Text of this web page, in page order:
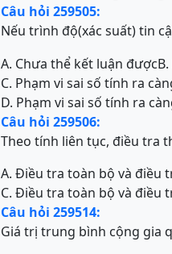
Câu hỏi 259505:
Nếu trình độ(xác suất) tin
A. Chưa thể kết luận được
C. Phạm vi sai số tính ra
D. Phạm vi sai số tính ra
Câu hỏi 259506:
Theo tính liên tục, điều tra
A. Điều tra toàn bộ và điều
C. Điều tra toàn bộ và điều
Câu hỏi 259514:
Giá trị trung bình cộng gia